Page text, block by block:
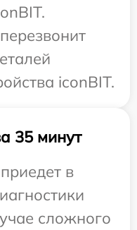
iconBIT.
35 минут
в
сложного